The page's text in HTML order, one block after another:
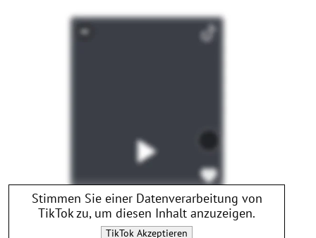
Stimmen Sie einer Datenverarbeitung von
TikTokzu, um diesen Inhalt anzuzeigen.
TikTok Akzeptieren